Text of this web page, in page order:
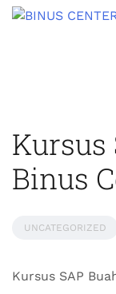
Kursus
Binus
UNCATEGORIZED
Kursus SAP